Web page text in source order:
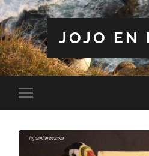
JOJO EN
Toggle
mobile